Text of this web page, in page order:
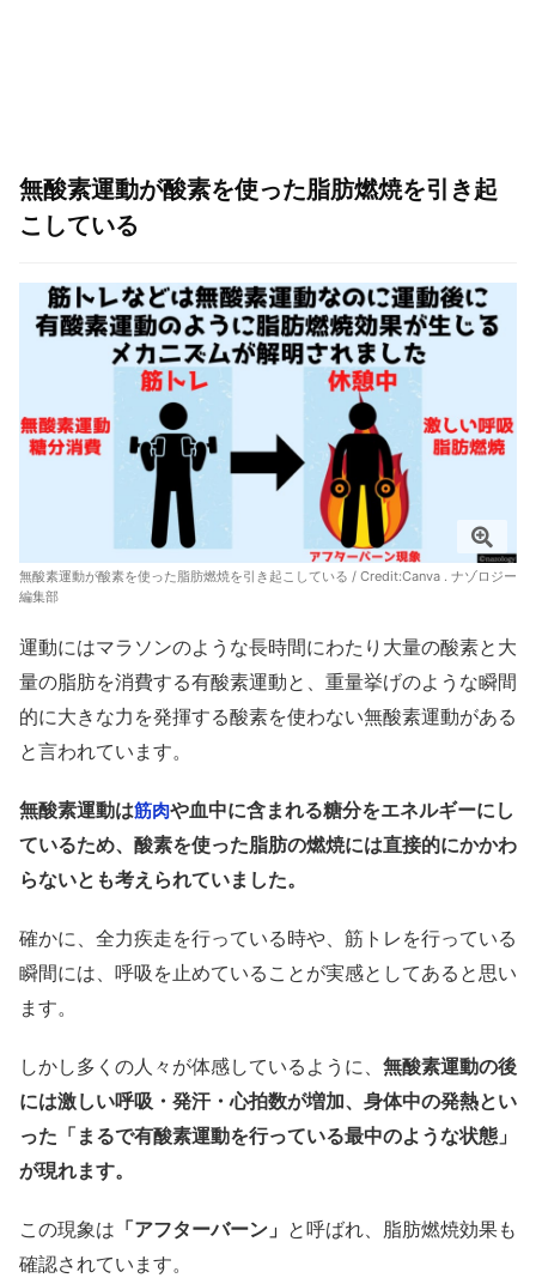
無酸素運動が酸素を使った脂肪燃焼を引き起
こしている
無酸素運動が酸素を使った脂肪燃焼を引き起こしている / Credit:Canva . ナゾロジー
編集部
運動にはマラソンのような長時間にわたり大量の酸素と大
量の脂肪を消費する有酸素運動と、重量挙げのような瞬間
的に大きな力を発揮する酸素を使わない無酸素運動がある
と言われています。
無酸素運動は筋肉や血中に含まれる糖分をエネルギーにし
ているため、酸素を使った脂肪の燃焼には直接的にかかわ
らないとも考えられていました。
確かに、全力疾走を行っている時や、筋トレを行っている
瞬間には、呼吸を止めていることが実感としてあると思い
ます。
しかし多くの人々が体感しているように、 無酸素運動の後
には激しい呼吸・発汗・心拍数が増加、身体中の発熱とい
った「まるで有酸素運動を行っている最中のような状態」
が現れます。
この現象は 「アフターバーン」 と呼ばれ、脂肪燃焼効果も
確認されています。